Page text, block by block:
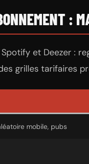
:
et Deezer :
grilles tarifaires
mobile, pubs